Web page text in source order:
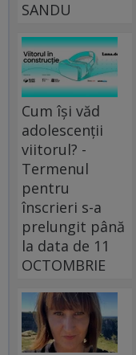
SANDU
Cum își văd
adolescenții
viitorul? -
Termenul
pentru
înscrieri s-a
prelungit până
la data de 11
OCTOMBRIE